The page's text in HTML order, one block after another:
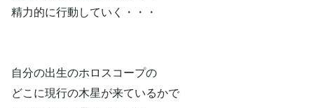
精力的に行動していく・・・
自分の出生のホロスコープの
どこに現行の木星が来ているかで